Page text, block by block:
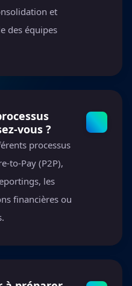
et
des équipes
vous ?
processus
to-Pay (P2P),
les
financières ou